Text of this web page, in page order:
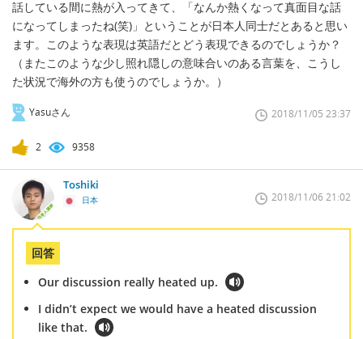
話している間に熱が入ってきて、「なんか熱くなって真面目な話
になってしまったね(笑)」ということが日本人同士だとあると思い
ます。このような表現は英語だとどう表現できるのでしょうか？
（またこのような少し照れ隠しの意味合いのある言葉を、こうし
た状況で海外の方も使うのでしょうか。）
Yasuさん 2018/11/05 23:37
2 9358
Toshiki
日本 2018/11/06 21:02
回答
Our discussion really heated up.
I didn’t expect we would have a heated discussion
like that.